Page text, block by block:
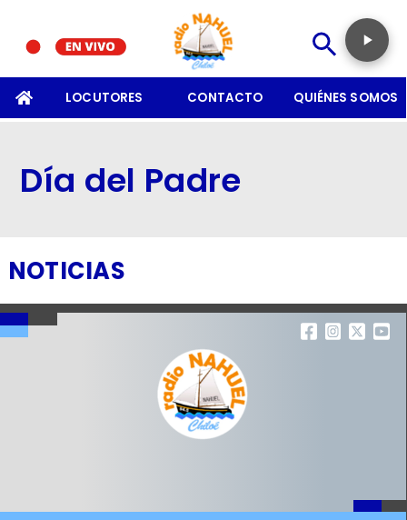
LOCUTORES CONTACTO QUIÉNES SOMOS
Día del Padre
NOTICIAS